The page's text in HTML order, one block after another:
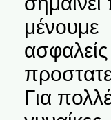
μένουμε
ασφαλείς
Για